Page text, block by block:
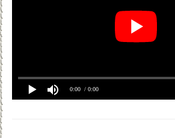
0:00 / 0:00